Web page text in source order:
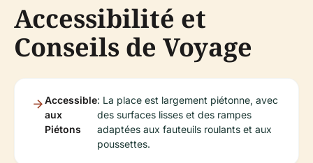
Accessibilité et
Conseils de Voyage
Accessible
aux
Piétons
: La place est largement piétonne, avec
des surfaces lisses et des rampes
adaptées aux fauteuils roulants et aux
poussettes.